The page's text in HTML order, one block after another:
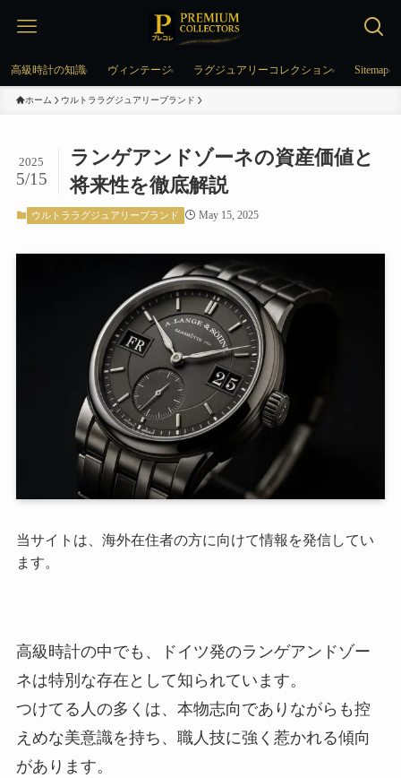
高級時計の知識 ヴィンテージ ラグジュアリーコレクション Sitemap
ホーム ウルトララグジュアリーブランド
ランゲアンドゾーネの資産価値と
将来性を徹底解説
2025
5/15
ウルトララグジュアリーブランド May 15, 2025
当サイトは、海外在住者の方に向けて情報を発信してい
ます。
高級時計の中でも、ドイツ発のランゲアンドゾー
ネは特別な存在として知られています。
つけてる人の多くは、本物志向でありながらも控
えめな美意識を持ち、職人技に強く惹かれる傾向
があります。